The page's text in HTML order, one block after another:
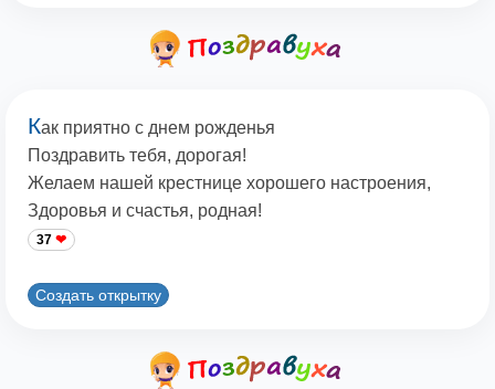
Как приятно с днем рожденья
Поздравить тебя, дорогая!
Желаем нашей крестнице хорошего настроения,
Здоровья и счастья, родная!
37
Создать открытку